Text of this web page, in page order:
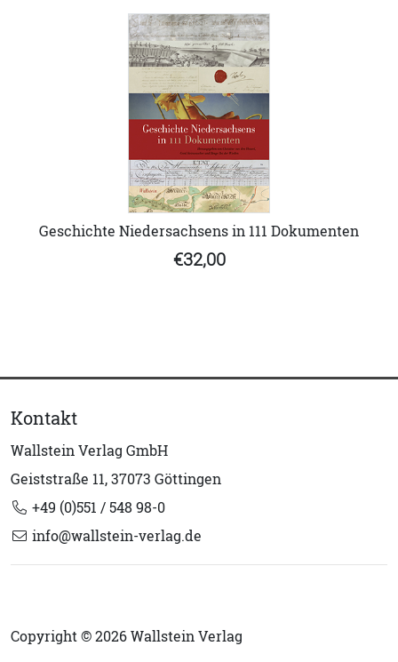
Geschichte Niedersachsens in 111 Dokumenten
€32,00
Kontakt
Wallstein Verlag GmbH
Geiststraße 11, 37073 Göttingen
+49 (0)551 / 548 98-0
info@wallstein-verlag.de
Copyright © 2026 Wallstein Verlag